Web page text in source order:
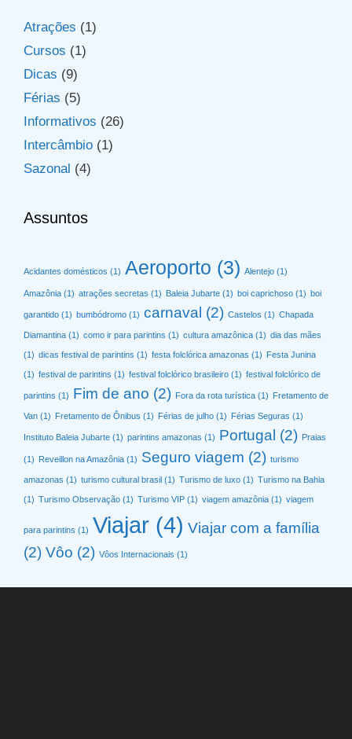
Atrações (1)
Cursos (1)
Dicas (9)
Férias (5)
Informativos (26)
Intercâmbio (1)
Sazonal (4)
Assuntos
Acidantes domésticos (1) Aeroporto (3) Alentejo (1)
Amazônia (1) atrações secretas (1) Baleia Jubarte (1) boi caprichoso (1) boi
garantido (1) bumbódromo (1) carnaval (2) Castelos (1) Chapada
Diamantina (1) como ir para parintins (1) cultura amazônica (1) dia das mães
(1) dicas festival de parintins (1) festa folclórica amazonas (1) Festa Junina
(1) festival de parintins (1) festival folclórico brasileiro (1) festival folclórico de
parintins (1) Fim de ano (2) Fora da rota turística (1) Fretamento de
Van (1) Fretamento de Ônibus (1) Férias de julho (1) Férias Seguras (1)
Instituto Baleia Jubarte (1) parintins amazonas (1) Portugal (2) Praias
(1) Reveillon na Amazônia (1) Seguro viagem (2) turismo
amazonas (1) turismo cultural brasil (1) Turismo de luxo (1) Turismo na Bahia
(1) Turismo Observação (1) Turismo VIP (1) viagem amazônia (1) viagem
para parintins (1) Viajar (4) Viajar com a família
(2) Vôo (2) Vôos Internacionais (1)